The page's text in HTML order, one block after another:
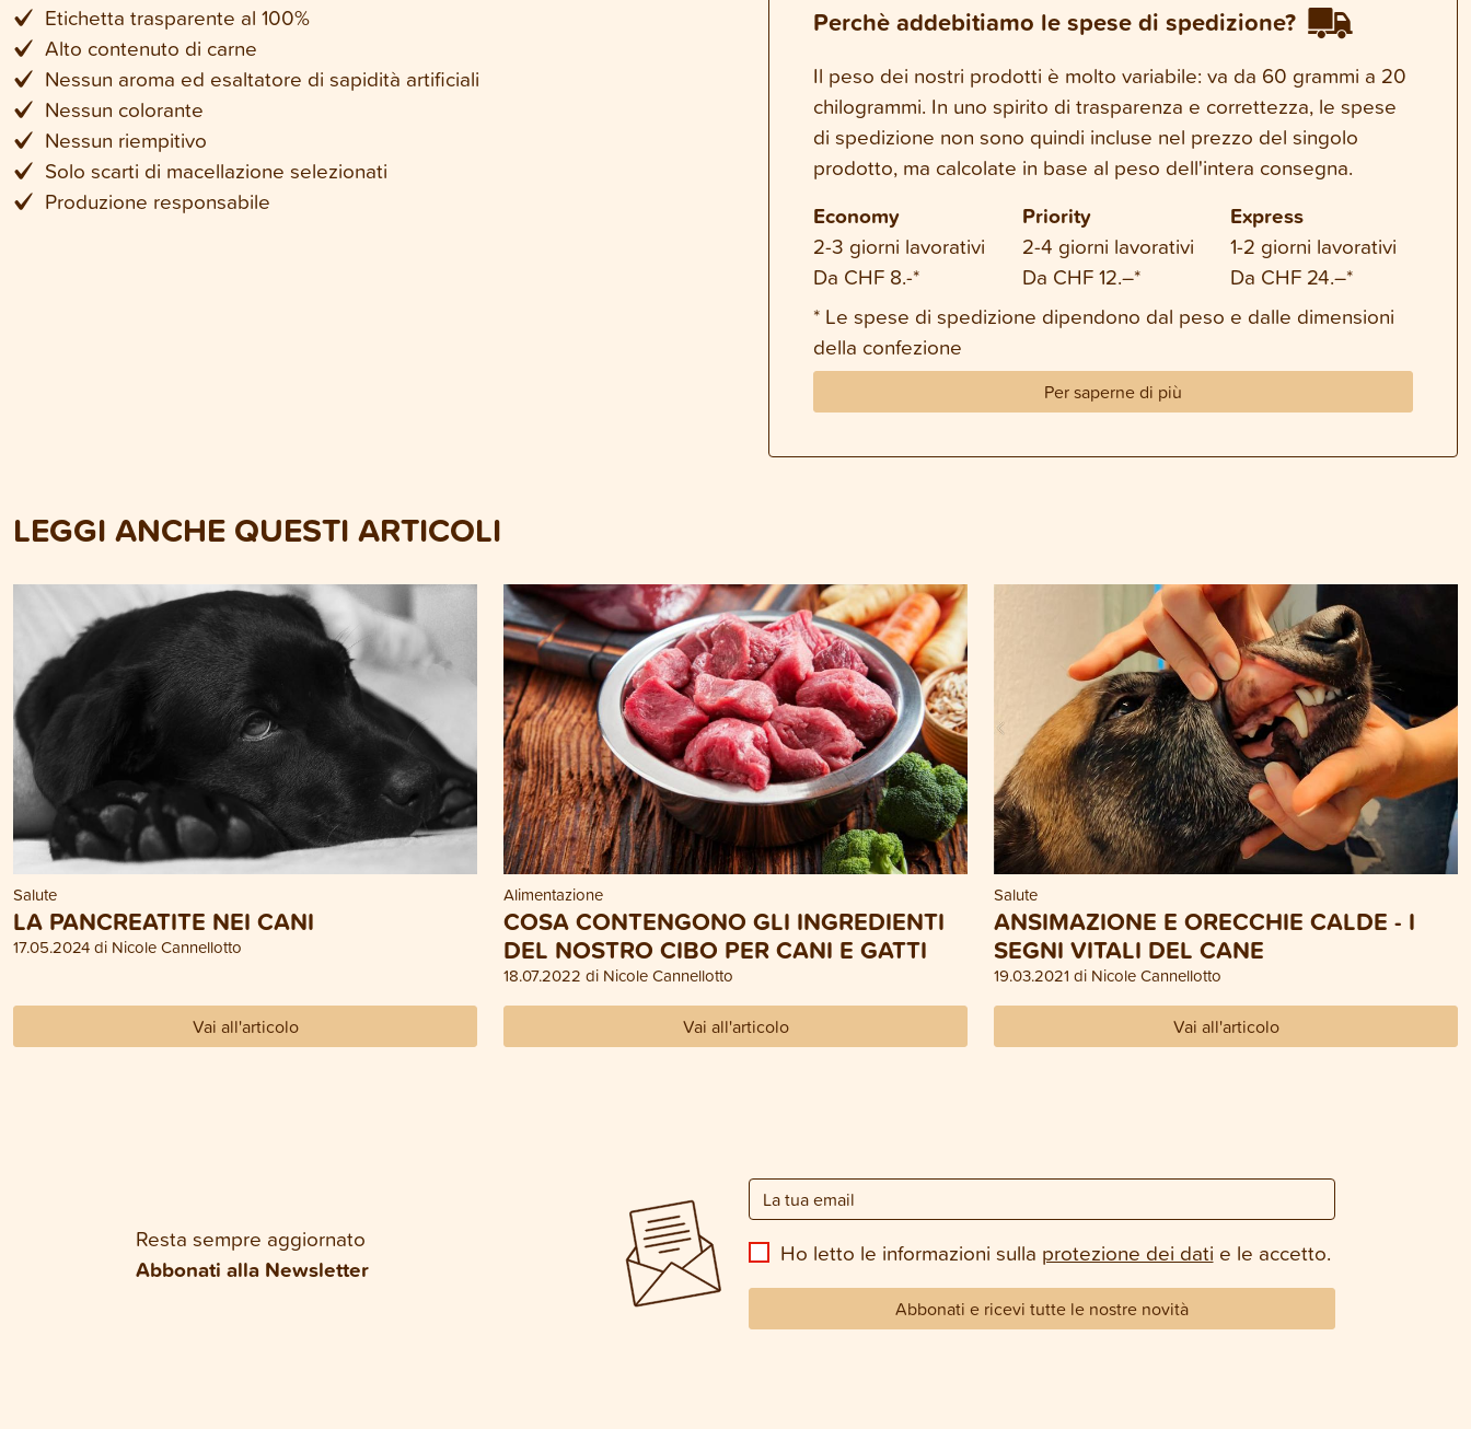
Etichetta trasparente al 100%
Alto contenuto di carne
Nessun aroma ed esaltatore di sapidità artificiali
Nessun colorante
Nessun riempitivo
Solo scarti di macellazione selezionati
Produzione responsabile
Perchè addebitiamo le spese di spedizione?
Il peso dei nostri prodotti è molto variabile: va da 60 grammi a 20
chilogrammi. In uno spirito di trasparenza e correttezza, le spese
di spedizione non sono quindi incluse nel prezzo del singolo
prodotto, ma calcolate in base al peso dell'intera consegna.
Economy
2-3 giorni lavorativi
Da CHF 8.-*
Priority
2-4 giorni lavorativi
Da CHF 12.–*
Express
1-2 giorni lavorativi
Da CHF 24.–*
* Le spese di spedizione dipendono dal peso e dalle dimensioni
della confezione
Per saperne di più
LEGGI ANCHE QUESTI ARTICOLI
Salute
LA PANCREATITE NEI CANI
17.05.2024 di Nicole Cannellotto
Vai all'articolo
Alimentazione
COSA CONTENGONO GLI INGREDIENTI
DEL NOSTRO CIBO PER CANI E GATTI
18.07.2022 di Nicole Cannellotto
Vai all'articolo
Salute
ANSIMAZIONE E ORECCHIE CALDE - I
SEGNI VITALI DEL CANE
19.03.2021 di Nicole Cannellotto
Vai all'articolo
Resta sempre aggiornato
Abbonati alla Newsletter
Ho letto le informazioni sulla protezione dei dati e le accetto.
Abbonati e ricevi tutte le nostre novità